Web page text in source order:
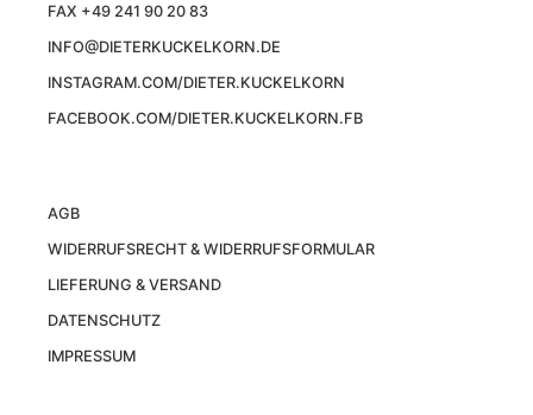
FAX +49 241 90 20 83
INFO@DIETERKUCKELKORN.DE
INSTAGRAM.COM/DIETER.KUCKELKORN
FACEBOOK.COM/DIETER.KUCKELKORN.FB
AGB
WIDERRUFSRECHT & WIDERRUFSFORMULAR
LIEFERUNG & VERSAND
DATENSCHUTZ
IMPRESSUM